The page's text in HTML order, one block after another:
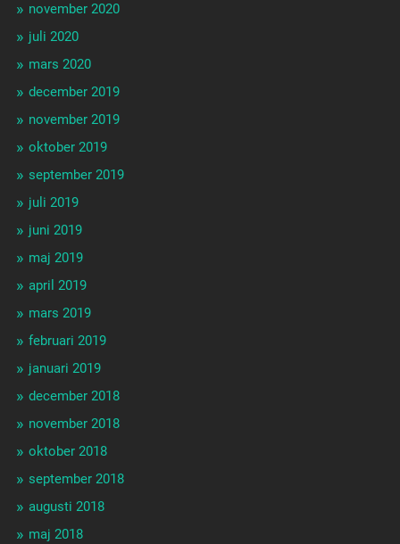
november 2020
juli 2020
mars 2020
december 2019
november 2019
oktober 2019
september 2019
juli 2019
juni 2019
maj 2019
april 2019
mars 2019
februari 2019
januari 2019
december 2018
november 2018
oktober 2018
september 2018
augusti 2018
maj 2018